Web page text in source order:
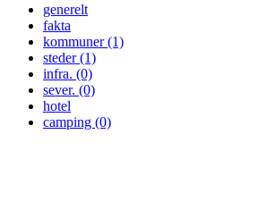
generelt
fakta
kommuner (1)
steder (1)
infra. (0)
sever. (0)
hotel
camping (0)